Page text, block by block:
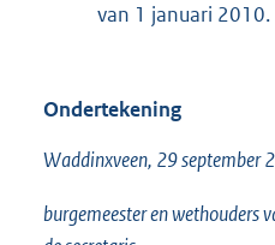
van 1 januari 2010.
Ondertekening
Waddinxveen, 29 september
burgemeester en wethouders